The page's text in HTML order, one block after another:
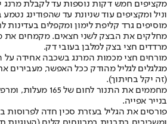
מקציפים חמש דקות נוספות עד לקבלת מרנג
וניל ומקציפים עוד שניונת עד שהפודינג
מוסיפים גרד קליפת לימון ומקפלים בעדינות
מחלקים את הבצק לשני חצאים. מקמחים
מרדדים חצי בצק למלבן בעובי דק.
מורחים חצי מכמות המרנג בשכבה אחידה על
(זה יקל בחיתוך).
מחממים את התנור
בנייר אפייה.
פורסים את הגליל בעזרת סכין חדה לפרוסות